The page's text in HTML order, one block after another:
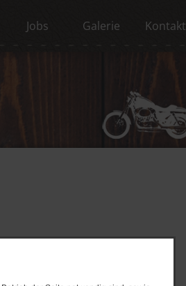
Jobs Galerie Kontakt